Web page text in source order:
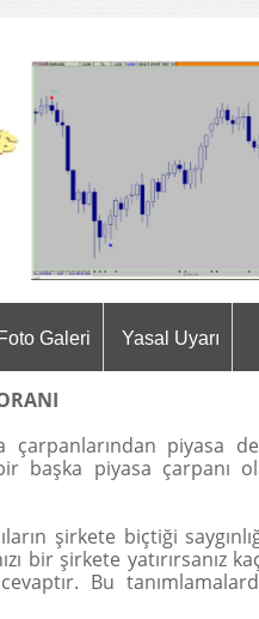
Foto Galeri Yasal Uyarı
çarpanlarından piyasa
bir başka piyasa çarpanı
şirkete biçtiği
bir şirkete yatırırsanız
Bu